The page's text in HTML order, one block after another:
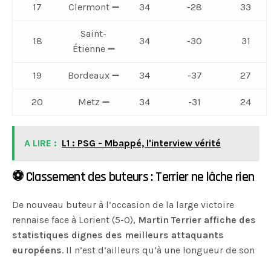
17 Clermont ➖ 34 -28 33
18
Saint-
Étienne ➖
34 -30 31
19 Bordeaux ➖ 34 -37 27
20 Metz ➖ 34 -31 24
A LIRE : L1 : PSG - Mbappé, l'interview vérité
⚽️ Classement des buteurs : Terrier ne lâche rien
De nouveau buteur à l’occasion de la large victoire
rennaise face à Lorient (5-0), Martin Terrier affiche des
statistiques dignes des meilleurs attaquants
européens. Il n’est d’ailleurs qu’à une longueur de son